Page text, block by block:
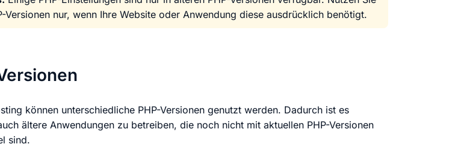
KI Domain Generator
Erstelle schnell gute Domains
Domain
.at Domain .mobile Domain
Website erstellen lassen Sehr beliebt
Unser Website-Service erstellt Ihre Website
Social Media Marketing
Mehr Kunden über Instagram &
Versionen nur, wenn Ihre Website oder Anwendung diese ausdrücklich benötigt.
können unterschiedliche PHP-Versionen genutzt werden. Dadurch ist es
ältere Anwendungen zu betreiben, die noch nicht mit aktuellen PHP-Versionen
sind.